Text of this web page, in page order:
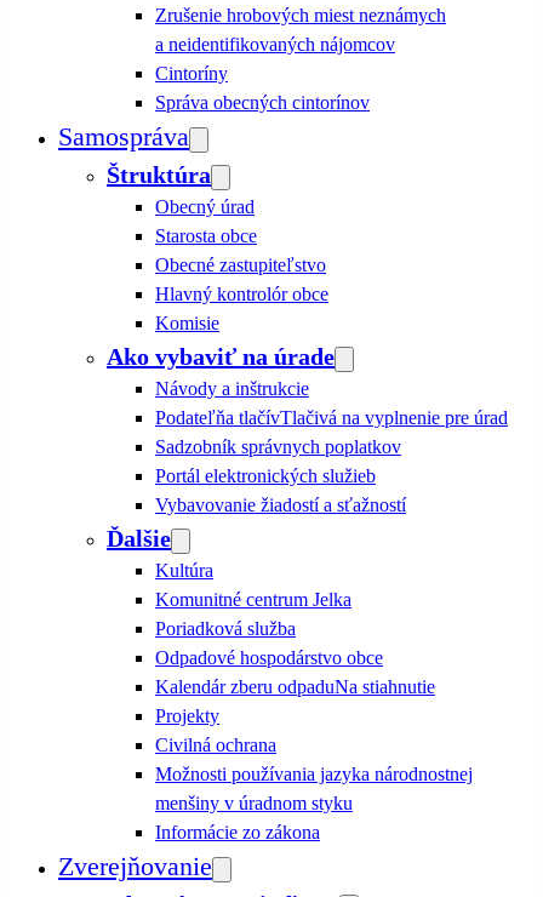
Zrušenie hrobových miest neznámych
a neidentifikovaných nájomcov
Cintoríny
Správa obecných cintorínov
Samospráva
Štruktúra
Obecný úrad
Starosta obce
Obecné zastupiteľstvo
Hlavný kontrolór obce
Komisie
Ako vybaviť na úrade
Návody a inštrukcie
Podateľňa tlačívTlačivá na vyplnenie pre úrad
Sadzobník správnych poplatkov
Portál elektronických služieb
Vybavovanie žiadostí a sťažností
Ďalšie
Kultúra
Komunitné centrum Jelka
Poriadková služba
Odpadové hospodárstvo obce
Kalendár zberu odpaduNa stiahnutie
Projekty
Civilná ochrana
Možnosti používania jazyka národnostnej
menšiny v úradnom styku
Informácie zo zákona
Zverejňovanie